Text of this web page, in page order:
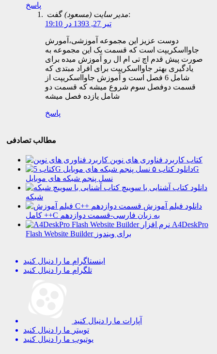
پاسخ
مدیر سایت (مسعود)گفت:
تیر 27, 1393 در 19:10
دوست عزیز این مجموعه آموزشی،آمورش
جاوااسکریپت است که قسمت یک این مجموعه به
صورت پیش قدم اچ تی ام ال رو آموزش میده برای
یادگیری بهتر جاوااسکریپت برای افراد مبتدی که
شامل 6 فصل است و آموزش جاوااسکریپت از
قسمت دوفصل سوم شروع میشه که قسمت دو
شامل یازده فصل میشه
پاسخ
مطالب تصادفی
کتاب کاربرد فناوری های نوین
دانلود کتاب ۵G
نسل پنجم شبکه های موبایل
دانلود کتاب آشنایی با سوییچ
شبکه
دانلود فیلم آموزش
کامل ++C به زبان فارسی-قسمت دوازدهم
نرم افزار A4DeskPro
Flash Website Builder برای ویندوز
اینستاگرام ما را دنبال کنید
تلگرام ما را دنبال کنید
آپارات ما را دنبال کنید
توییتر ما را دنبال کنید
یوتیوب ما را دنبال کنید